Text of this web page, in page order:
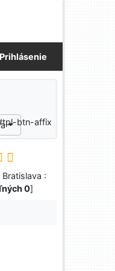
Prihlásenie
btn-affix
:
0]